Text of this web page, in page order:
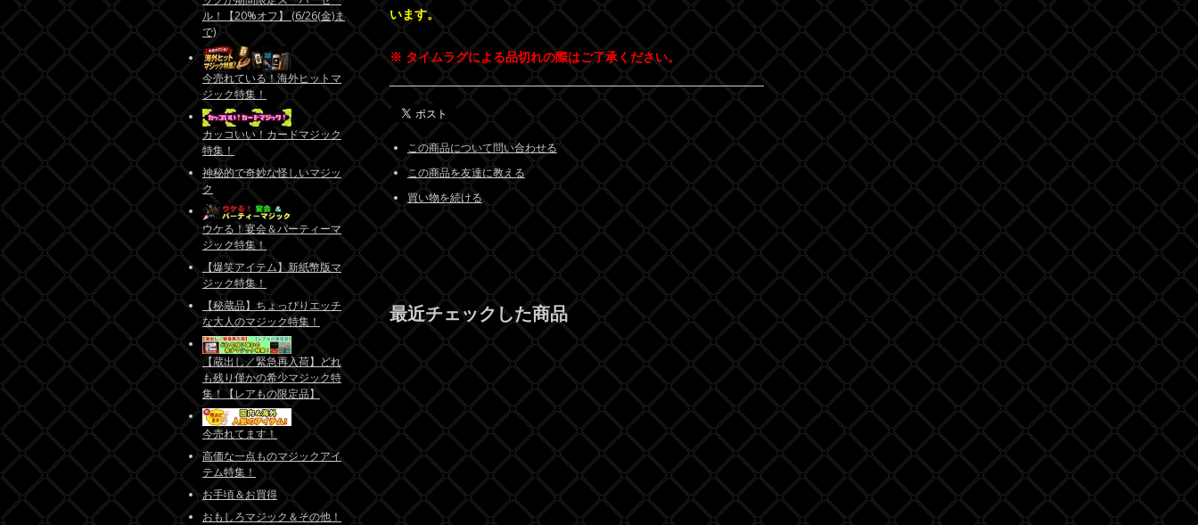
います。
※ タイムラグによる品切れの際はご了承ください。
この商品について問い合わせる
この商品を友達に教える
買い物を続ける
最近チェックした商品
ル！【20%オフ】 (6/26(金)ま
で)
今売れている！海外ヒットマ
ジック特集！
カッコいい！カードマジック
特集！
神秘的で奇妙な怪しいマジッ
ク
ウケる！宴会＆パーティーマ
ジック特集！
【爆笑アイテム】新紙幣版マ
ジック特集！
【秘蔵品】ちょっぴりエッチ
な大人のマジック特集！
【蔵出し／緊急再入荷】どれ
も残り僅かの希少マジック特
集！【レアもの限定品】
今売れてます！
高価な一点ものマジックアイ
テム特集！
お手頃＆お買得
おもしろマジック＆その他！